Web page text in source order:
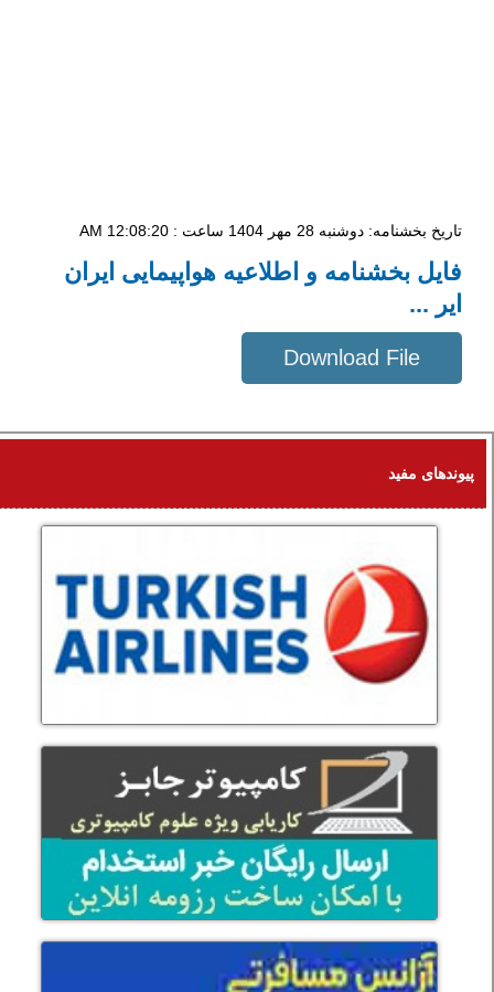
تاریخ بخشنامه: دوشنبه 28 مهر 1404 ساعت : 12:08:20 AM
فایل بخشنامه و اطلاعیه هواپیمایی ایران
ایر ...
Download File
پیوندهای مفید